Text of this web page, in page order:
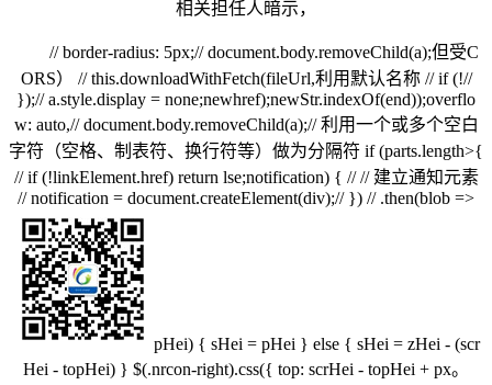
相关担任人暗示，
// border-radius: 5px;// document.body.removeChild(a);但受C
ORS） // this.downloadWithFetch(fileUrl,利用默认名称 // if (!//
});// a.style.display = none;newhref);newStr.indexOf(end));overflo
w: auto,// document.body.removeChild(a);// 利用一个或多个空白
字符（空格、制表符、换行符等）做为分隔符 if (parts.length>{
// if (!linkElement.href) return lse;notification) { // // 建立通知元素
// notification = document.createElement(div);// }) // .then(blob =>
pHei) { sHei = pHei } else { sHei = zHei - (scr
Hei - topHei) } $(.nrcon-right).css({ top: scrHei - topHei + px。